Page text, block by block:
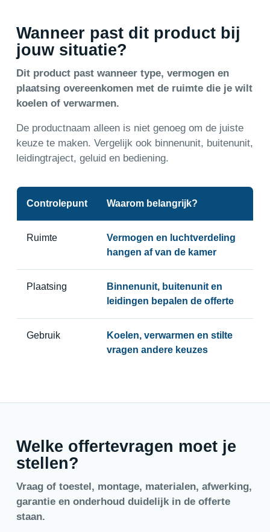
Wanneer past dit product bij
jouw situatie?
Dit product past wanneer type, vermogen en
plaatsing overeenkomen met de ruimte die je wilt
koelen of verwarmen.
De productnaam alleen is niet genoeg om de juiste
keuze te maken. Vergelijk ook binnenunit, buitenunit,
leidingtraject, geluid en bediening.
Controlepunt Waarom belangrijk?
Ruimte
Vermogen en luchtverdeling
hangen af van de kamer
Plaatsing
Binnenunit, buitenunit en
leidingen bepalen de offerte
Gebruik
Koelen, verwarmen en stilte
vragen andere keuzes
Welke offertevragen moet je
stellen?
Vraag of toestel, montage, materialen, afwerking,
garantie en onderhoud duidelijk in de offerte
staan.